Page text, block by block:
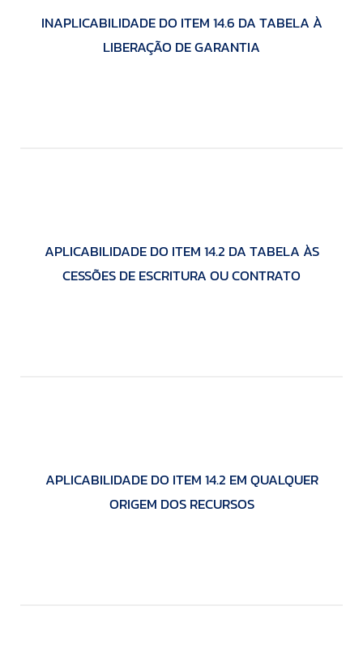
INAPLICABILIDADE DO ITEM 14.6 DA TABELA À
LIBERAÇÃO DE GARANTIA
APLICABILIDADE DO ITEM 14.2 DA TABELA ÀS
CESSÕES DE ESCRITURA OU CONTRATO
APLICABILIDADE DO ITEM 14.2 EM QUALQUER
ORIGEM DOS RECURSOS